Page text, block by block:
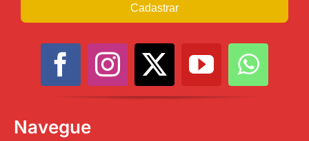
Cadastrar
Navegue